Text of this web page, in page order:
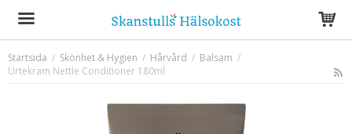
Produkten har blivit tillagd i varukorgen
Startsida / Skönhet & Hygien / Hårvård / Balsam /
Urtekram Nettle Conditioner 180ml